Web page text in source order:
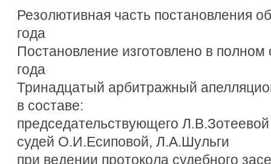
Резолютивная часть постановления
года
Постановление изготовлено в
года
Тринадцатый арбитражный
в составе:
председательствующего Л.В.Зотеевой
судей О.И.Есиповой, Л.А.Шульги
при ведении протокола судебного